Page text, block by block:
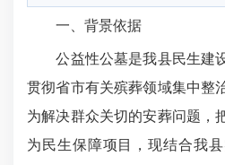
一、背景依据
公益性公墓是我县民生建
贯彻省市有关殡葬领域集中整
为解决群众关切的安葬问题，
为民生保障项目，现结合我